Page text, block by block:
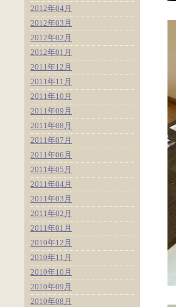
2012年04月
2012年03月
2012年02月
2012年01月
2011年12月
2011年11月
2011年10月
2011年09月
2011年08月
2011年07月
2011年06月
2011年05月
2011年04月
2011年03月
2011年02月
2011年01月
2010年12月
2010年11月
2010年10月
2010年09月
2010年08月